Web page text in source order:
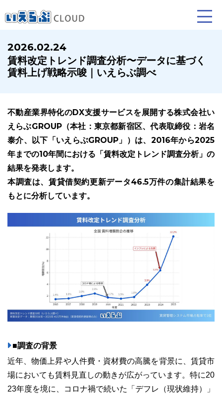
賃貸仲介 売買仲介
ホームページ制作について
ユーザーインタビュー ホームページ制作実績
ニュース一覧 お役立ちブログ 資料ダウンロード
2026.02.24
賃料改定トレンド調査分析〜データに基づく
賃料上げ戦略示唆｜いえらぶ調べ
不動産業界特化のDX支援サービスを展開する株式会社い
えらぶGROUP（本社：東京都新宿区、代表取締役：岩名
泰介、以下「いえらぶGROUP」）は、2016年から2025
年までの10年間における「賃料改定トレンド調査分析」の
結果を発表します。
本調査は、賃貸借契約更新データ46.5万件の集計結果を
もとに分析しています。
■調査の背景
近年、物価上昇や人件費・資材費の高騰を背景に、賃貸市
場においても賃料見直しの動きが広がっています。特に20
23年度を境に、コロナ禍で続いた「デフレ（現状維持）」